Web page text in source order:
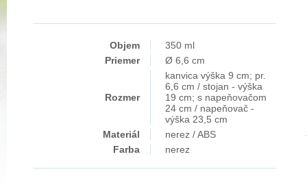
Objem
350 ml
Priemer
Ø 6,6 cm
Rozmer
kanvica výška 9 cm; pr.
6,6 cm / stojan - výška
19 cm; s napeňovačom
24 cm / napeňovač -
výška 23,5 cm
Materiál
nerez / ABS
Farba
nerez